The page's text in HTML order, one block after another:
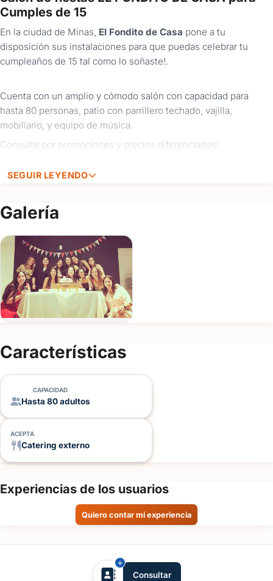
Cumples de 15
En la ciudad de Minas, El Fondito de Casa pone a tu
disposición sus instalaciones para que puedas celebrar tu
cumpleaños de 15 tal como lo soñaste!.
Cuenta con un amplio y cómodo salón con capacidad para
hasta 80 personas, patio con parrillero techado, vajilla,
mobiliario, y equipo de música.
Consulte por promociones y precios diferenciados!
SEGUIR LEYENDO
Galería
Características
CAPACIDAD
Hasta 80 adultos
ACEPTA
Catering externo
Experiencias de los usuarios
Quiero contar mi experiencia
Consultar
¿Ya
tenés
sesión
aquí
para
tus
y
ahorrar
Ingresar y autocompletar
Nombre
Email
Celular
Tipo
de
Fecha
del
evento
Consultar